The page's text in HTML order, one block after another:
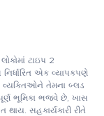
ટાઇપ 2
એક વ્યાપકપણે
વ્યક્તિઓને તેમના બ્લડ
ભૂમિકા ભજવે છે, ખાસ
સહકાર્યકારી રીતે